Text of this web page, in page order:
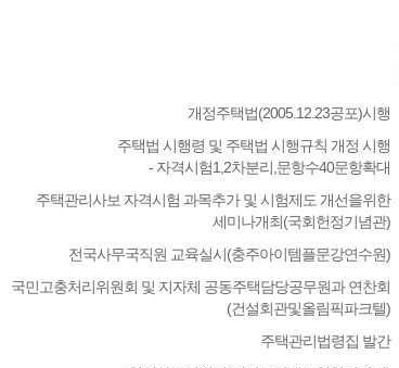
개정주택법(2005.12.23공포)시행
주택법 시행령 및 주택법 시행규칙 개정 시행
- 자격시험1,2차분리,문항수40문항확대
주택관리사보 자격시험 과목추가 및 시험제도 개선을위한
세미나개최(국회헌정기념관)
전국사무국직원 교육실시(충주아이템플문강연수원)
국민고충처리위원회 및 지자체 공동주택담당공무원과 연찬회
(건설회관및올림픽파크텔)
주택관리법령집 발간